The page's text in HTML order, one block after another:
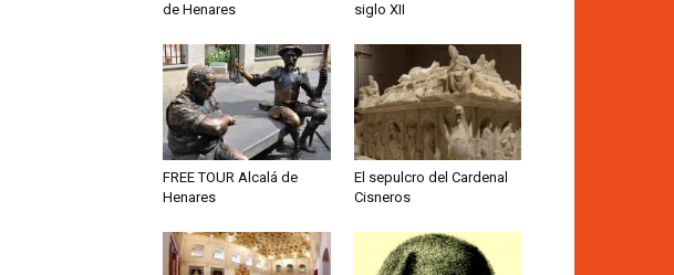
de Henares
siglo XII
FREE TOUR Alcalá de
Henares
El sepulcro del Cardenal
Cisneros